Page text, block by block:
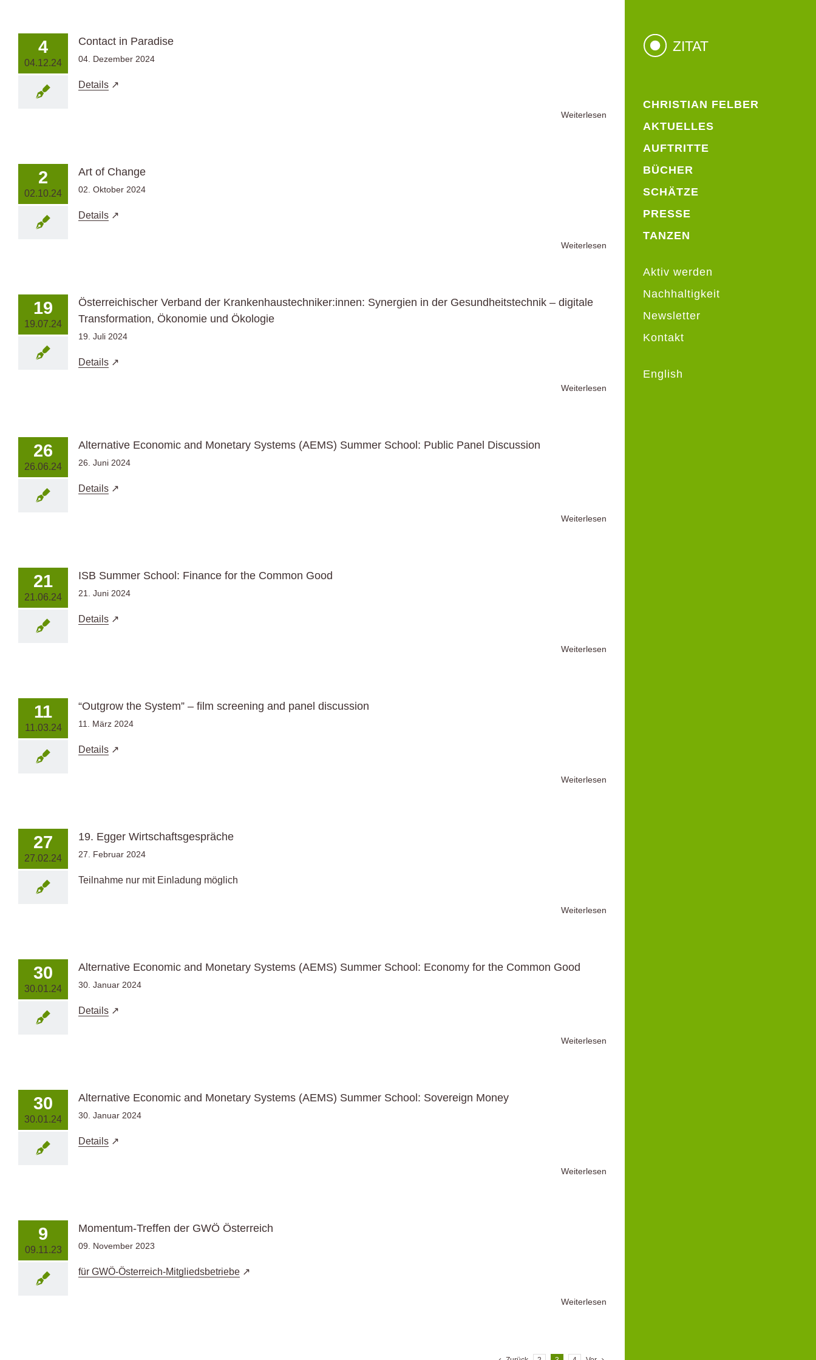
springen
CHRISTIAN FELBER
AKTUELLES
AUFTRITTE
BÜCHER
SCHÄTZE
PRESSE
TANZEN
Aktiv werden
Nachhaltigkeit
Newsletter
Kontakt
English
ZITAT
4
04.12.24
Contact in Paradise
04. Dezember 2024
Details
Weiterlesen
2
02.10.24
Art of Change
02. Oktober 2024
Details
Weiterlesen
19
19.07.24
Österreichischer Verband der Krankenhaustechniker:innen: Synergien in der Gesundheitstechnik – digitale
Transformation, Ökonomie und Ökologie
19. Juli 2024
Details
Weiterlesen
26
26.06.24
Alternative Economic and Monetary Systems (AEMS) Summer School: Public Panel Discussion
26. Juni 2024
Details
Weiterlesen
21
21.06.24
ISB Summer School: Finance for the Common Good
21. Juni 2024
Details
Weiterlesen
11
11.03.24
“Outgrow the System” – film screening and panel discussion
11. März 2024
Details
Weiterlesen
27
27.02.24
19. Egger Wirtschaftsgespräche
27. Februar 2024
Teilnahme nur mit Einladung möglich
Weiterlesen
30
30.01.24
Alternative Economic and Monetary Systems (AEMS) Summer School: Economy for the Common Good
30. Januar 2024
Details
Weiterlesen
30
30.01.24
Alternative Economic and Monetary Systems (AEMS) Summer School: Sovereign Money
30. Januar 2024
Details
Weiterlesen
9
09.11.23
Momentum-Treffen der GWÖ Österreich
09. November 2023
für GWÖ-Österreich-Mitgliedsbetriebe
Weiterlesen